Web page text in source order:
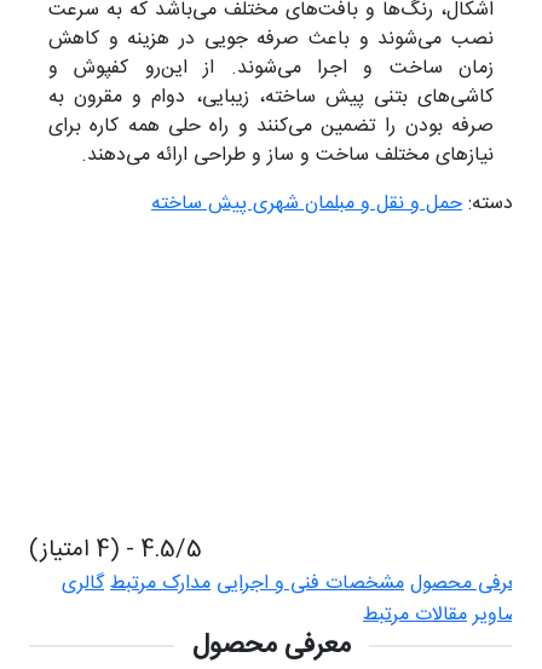
اشکال، رنگ‌ها و بافت‌های مختلف می‌باشد که به سرعت
نصب می‌شوند و باعث صرفه جویی در هزینه و کاهش
زمان ساخت و اجرا می‌شوند. از این‌رو کفپوش و
کاشی‌های بتنی پیش ساخته، زیبایی، دوام و مقرون به
صرفه بودن را تضمین می‌کنند و راه حلی همه کاره برای
نیازهای مختلف ساخت و ساز و طراحی ارائه می‌دهند.
دسته:حمل و نقل و مبلمان شهری پیش ساخته
4.5/5 - (4 امتیاز)
معرفی محصولمشخصات فنی و اجراییمدارک مرتبطگالری
تصاویر مقالات مرتبط
معرفی محصول